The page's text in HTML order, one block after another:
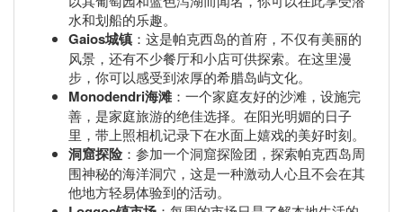
水和划船的乐趣。
Gaios城镇 ：这是帕克西岛的首府，不仅有美丽的
风景，还有不少餐厅和小店可供探索。在这里漫
步，你可以感受到浓厚的希腊岛屿文化。
Monodendri海滩 ：一个家庭友好的沙滩，设施完
善，是家庭旅游的绝佳选择。在阳光明媚的日子
里，带上照相机记录下在水面上嬉戏的美好时刻。
洞窟探险：参加一个洞窟探险团，探索帕克西岛周
围神秘的海洋洞穴，这是一种激动人心且不会在其
他地方轻易体验到的活动。